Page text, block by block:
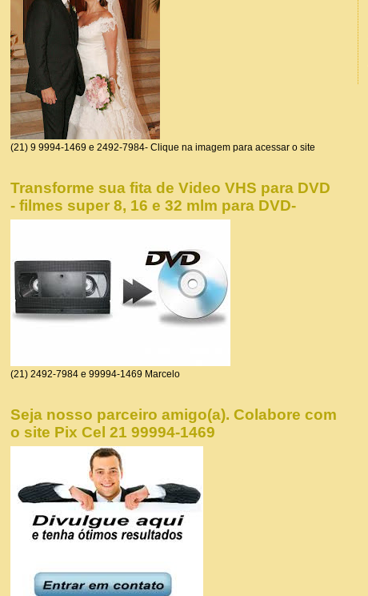
(21) 9 9994-1469 e 2492-7984- Clique na imagem para acessar o site
Transforme sua fita de Video VHS para DVD
- filmes super 8, 16 e 32 mlm para DVD-
(21) 2492-7984 e 99994-1469 Marcelo
Seja nosso parceiro amigo(a). Colabore com
o site Pix Cel 21 99994-1469